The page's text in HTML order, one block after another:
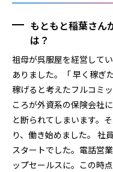
もともと稲葉さん
は？
祖母が呉服屋を経営して
ありました。「 早く稼ぎ
稼げると考えたフルコミ
ころが外資系の保険会社
と断られてしまいます。
り、働き始めました。 社
スタートでした。電話営
ップセールスに。この時